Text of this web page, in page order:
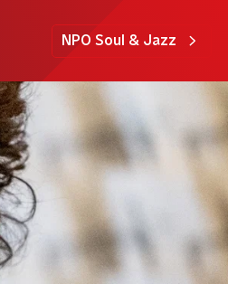
NPO Soul & Jazz